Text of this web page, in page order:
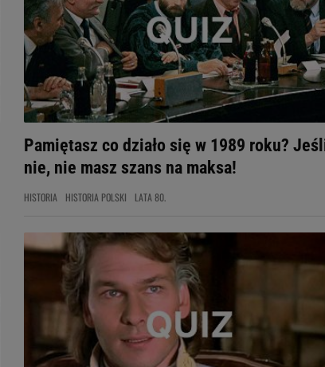
Pamiętasz co działo się w 1989 roku?
nie, nie masz szans na maksa!
HISTORIA HISTORIA POLSKI LATA 80.